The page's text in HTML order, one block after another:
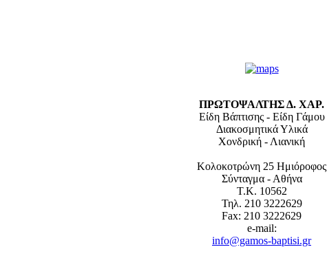
ΠΡΩΤΟΨΑΛΤΗΣ Δ. ΧΑΡ.
Είδη Βάπτισης - Είδη Γάμου
Διακοσμητικά Υλικά
Χονδρική - Λιανική
Κολοκοτρώνη 25 Ημιόροφος
Σύνταγμα - Αθήνα
Τ.Κ. 10562
Τηλ. 210 3222629
Fax: 210 3222629
e-mail:
info@gamos-baptisi.gr